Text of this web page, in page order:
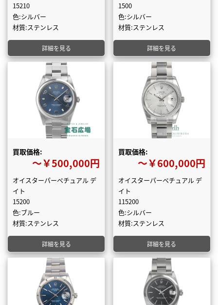
15210
色:シルバー
材質:ステンレス
詳細を見る
1500
色:シルバー
材質:ステンレス
詳細を見る
買取価格:
〜￥500,000円
オイスターパーペチュアル デ
イト
15200
色:ブルー
材質:ステンレス
詳細を見る
買取価格:
〜￥600,000円
オイスターパーペチュアル デ
イト
115200
色:シルバー
材質:ステンレス
詳細を見る